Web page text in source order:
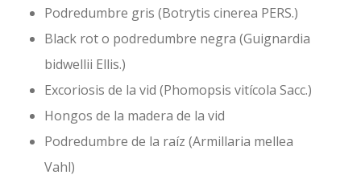
Podredumbre gris (Botrytis cinerea PERS.)
Black rot o podredumbre negra (Guignardia
bidwellii Ellis.)
Excoriosis de la vid (Phomopsis vitícola Sacc.)
Hongos de la madera de la vid
Podredumbre de la raíz (Armillaria mellea
Vahl)